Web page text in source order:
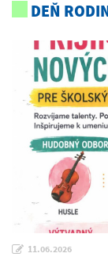
DEŇ
11.06.2026